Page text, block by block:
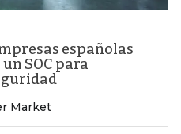
españolas
SOC para
Market